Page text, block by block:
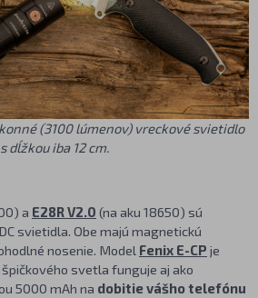
(3100 lúmenov) vreckové svietidlo
s dĺžkou iba 12 cm.
a E28R V2.0 (na aku 18650) sú
svietidla. Obe majú magnetickú
nosenie. Model Fenix E-CP je
svetla funguje aj ako
5000 mAh na dobitie vášho telefónu